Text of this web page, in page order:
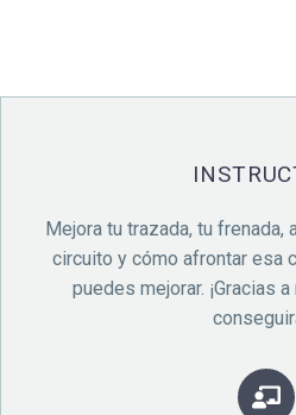
Mejora tu trazada, tu
circuito y cómo afrontar esa
puedes mejorar. ¡Gracias